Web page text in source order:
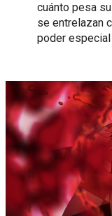
cuánto pesa
se entrelazan
poder